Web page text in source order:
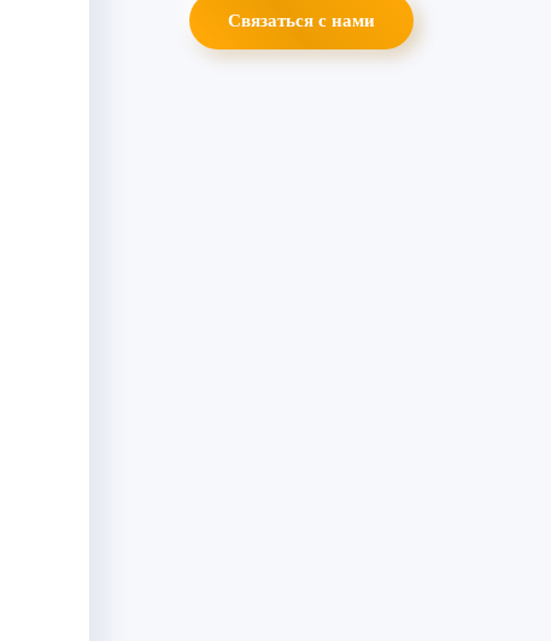
Связаться с нами